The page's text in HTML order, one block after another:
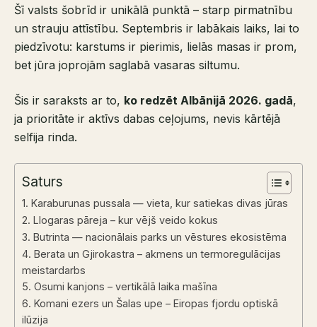
Šī valsts šobrīd ir unikālā punktā – starp pirmatnību
un strauju attīstību. Septembris ir labākais laiks, lai to
piedzīvotu: karstums ir pierimis, lielās masas ir prom,
bet jūra joprojām saglabā vasaras siltumu.
Šis ir saraksts ar to, ko redzēt Albānijā 2026. gadā,
ja prioritāte ir aktīvs dabas ceļojums, nevis kārtējā
selfija rinda.
Saturs
1. Karaburunas pussala — vieta, kur satiekas divas jūras
2. Llogaras pāreja – kur vējš veido kokus
3. Butrinta — nacionālais parks un vēstures ekosistēma
4. Berata un Gjirokastra – akmens un termoregulācijas
meistardarbs
5. Osumi kanjons – vertikālā laika mašīna
6. Komani ezers un Šalas upe – Eiropas fjordu optiskā
ilūzija